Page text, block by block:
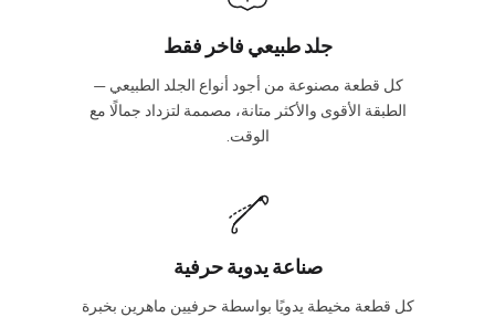
جلد طبيعي فاخر فقط
كل قطعة مصنوعة من أجود أنواع الجلد الطبيعي —
الطبقة الأقوى والأكثر متانة، مصممة لتزداد جمالًا مع
الوقت.
صناعة يدوية حرفية
كل قطعة مخيطة يدويًا بواسطة حرفيين ماهرين بخبرة